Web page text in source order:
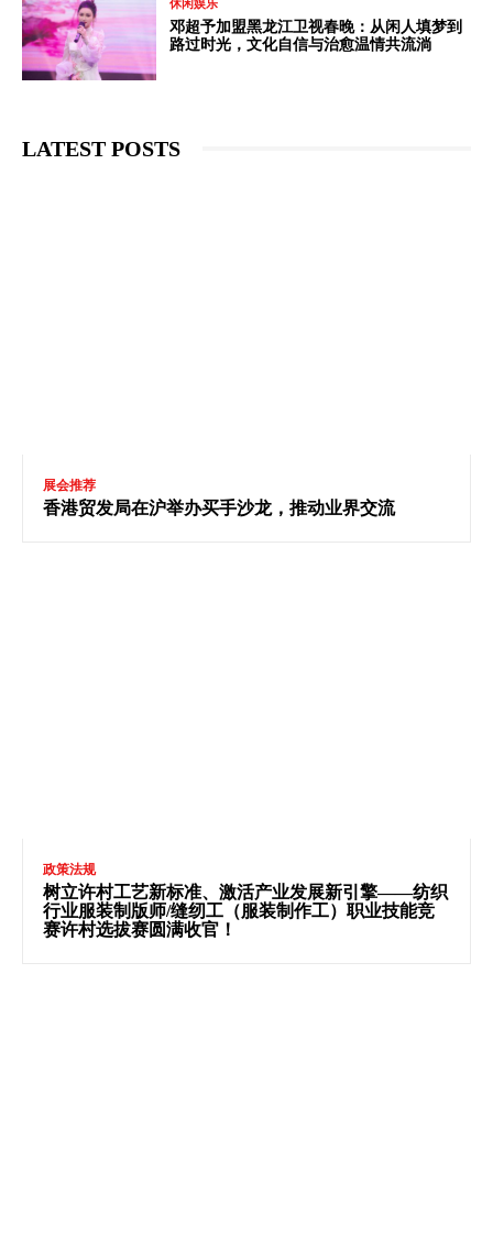
休闲娱乐
邓超予加盟黑龙江卫视春晚：从闲人填梦到
路过时光，文化自信与治愈温情共流淌
LATEST POSTS
展会推荐
香港贸发局在沪举办买手沙龙，推动业界交流
政策法规
树立许村工艺新标准、激活产业发展新引擎——纺织
行业服装制版师/缝纫工（服装制作工）职业技能竞
赛许村选拔赛圆满收官！